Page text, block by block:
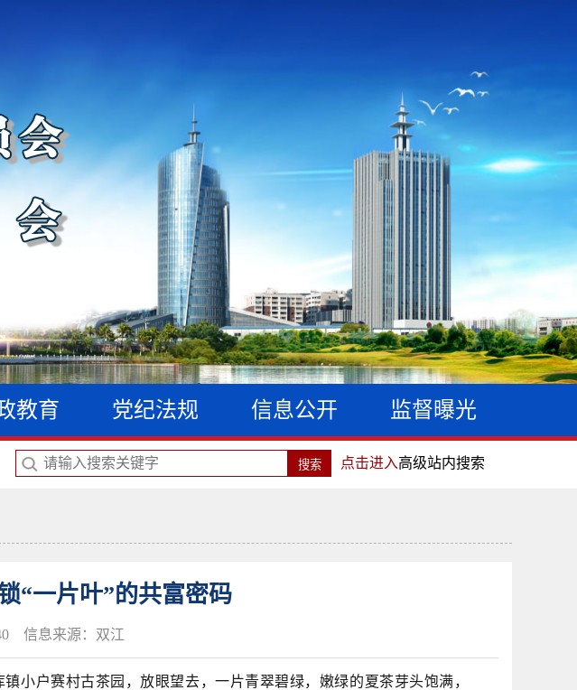
教育 党纪法规 信息公开 监督曝光
点击进入高级站内搜索
“一片叶”的共富密码
信息来源：双江
小户赛村古茶园，放眼望去，一片青翠碧绿， 嫩绿的夏茶芽头饱满，